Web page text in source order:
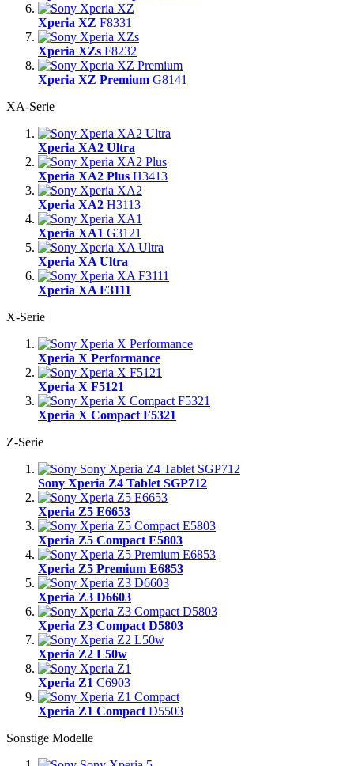
Xperia XZ F8331
Xperia XZs F8232
Xperia XZ Premium G8141
XA-Serie
Xperia XA2 Ultra
Xperia XA2 Plus H3413
Xperia XA2 H3113
Xperia XA1 G3121
Xperia XA Ultra
Xperia XA F3111
X-Serie
Xperia X Performance
Xperia X F5121
Xperia X Compact F5321
Z-Serie
Sony Xperia Z4 Tablet SGP712
Xperia Z5 E6653
Xperia Z5 Compact E5803
Xperia Z5 Premium E6853
Xperia Z3 D6603
Xperia Z3 Compact D5803
Xperia Z2 L50w
Xperia Z1 C6903
Xperia Z1 Compact D5503
Sonstige Modelle